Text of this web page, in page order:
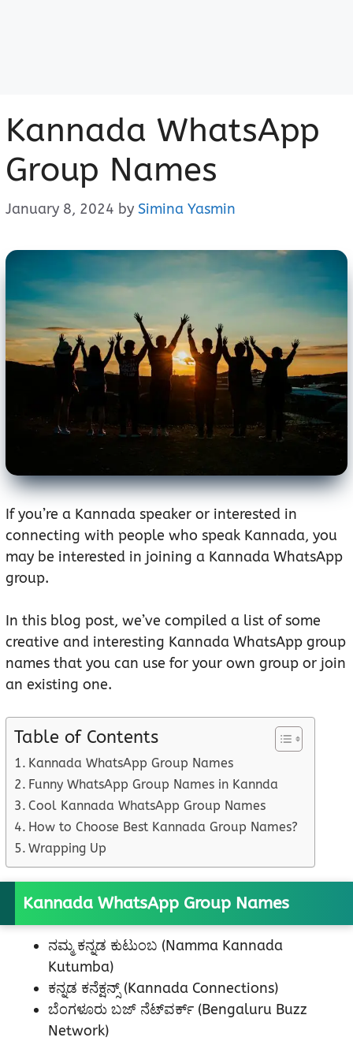
Kannada WhatsApp
Group Names
January 8, 2024 by Simina Yasmin
If you’re a Kannada speaker or interested in
connecting with people who speak Kannada, you
may be interested in joining a Kannada WhatsApp
group.
In this blog post, we’ve compiled a list of some
creative and interesting Kannada WhatsApp group
names that you can use for your own group or join
an existing one.
Table of Contents
Kannada WhatsApp Group Names
Funny WhatsApp Group Names in Kannda
Cool Kannada WhatsApp Group Names
How to Choose Best Kannada Group Names?
Wrapping Up
Kannada WhatsApp Group Names
ನಮ್ಮ ಕನ್ನಡ ಕುಟುಂಬ (Namma Kannada
Kutumba)
ಕನ್ನಡ ಕನೆಕ್ಷನ್ಸ್ (Kannada Connections)
ಬೆಂಗಳೂರು ಬಜ್ ನೆಟ್‌ವರ್ಕ್ (Bengaluru Buzz
Network)